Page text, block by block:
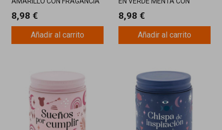
ABUNDANCIA
8,98 €
Añadir al carrito
BUENA FORTUNA
8,98 €
Añadir al carrito